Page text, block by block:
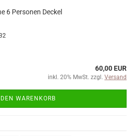
6 Personen Deckel
60,00 EUR
inkl. 20% MwSt. zzgl. Versand
DEN WARENKORB